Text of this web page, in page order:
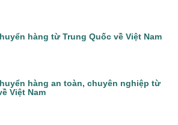
hàng từ Trung Quốc về Việt Nam
hàng an toàn, chuyên nghiệp từ
Việt Nam